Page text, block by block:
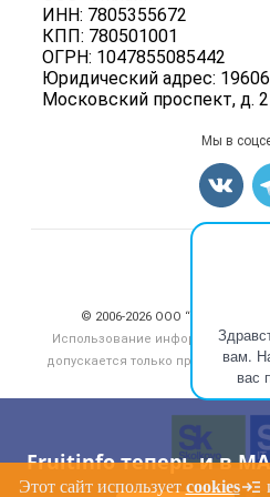
вам.
вас
Fruitinfo теперь и в
ИНН: 7805355672
КПП: 780501001
ОГРН: 1047855085442
Юридический адрес:
Московский проспект, д.
Грибы
Карта
Мы в
© 2006‑2026 ООО “Инлайн”.
Использование информации,
допускается только при
Этот сайт использует cookies